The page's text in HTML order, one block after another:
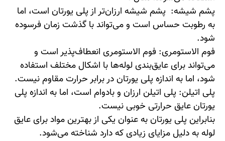
پشم شیشه: پشم شیشه ارزان‌تر از پلی یورتان است، اما
به رطوبت حساس است و می‌تواند با گذشت زمان فرسوده
شود.
فوم الاستومری: فوم الاستومری انعطاف‌پذیر است و
می‌تواند برای عایق‌بندی لوله‌ها با اشکال مختلف استفاده
شود، اما به اندازه پلی یورتان در برابر حرارت مقاوم نیست.
پلی اتیلن: پلی اتیلن ارزان و بادوام است، اما به اندازه پلی
یورتان عایق حرارتی خوبی نیست.
بنابراین پلی یورتان به عنوان یکی از بهترین مواد برای عایق
لوله به دلیل مزایای زیادی که دارد شناخته می‌شود.